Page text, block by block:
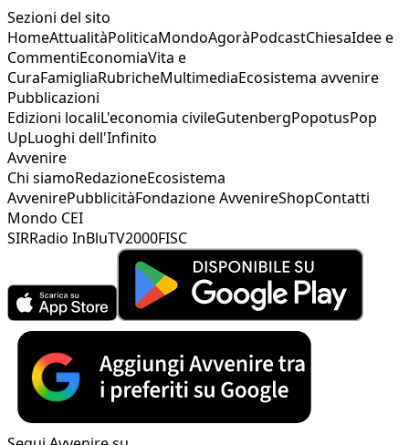
Sezioni del sito
HomeAttualitàPoliticaMondoAgoràPodcastChiesaIdee e
CommentiEconomiaVita e
CuraFamigliaRubricheMultimediaEcosistema avvenire
Pubblicazioni
Edizioni localiL'economia civileGutenbergPopotusPop
UpLuoghi dell'Infinito
Avvenire
Chi siamoRedazioneEcosistema
AvvenirePubblicitàFondazione AvvenireShopContatti
Mondo CEI
SIRRadio InBluTV2000FISC